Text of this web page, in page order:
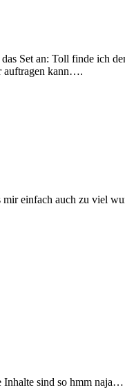
Set an: Toll finde ich
auftragen kann….
einfach auch zu viel
Inhalte sind so hmm naja…